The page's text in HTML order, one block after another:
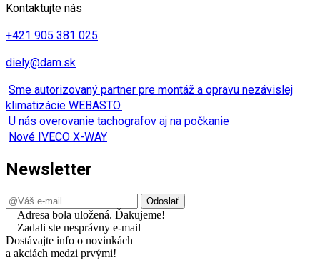
Kontaktujte nás
+421 905 381 025
diely@dam.sk
Sme autorizovaný partner pre montáž a opravu nezávislej
klimatizácie WEBASTO.
U nás overovanie tachografov aj na počkanie
Nové IVECO X-WAY
Newsletter
Adresa bola uložená. Ďakujeme!
Zadali ste nesprávny e-mail
Dostávajte info o novinkách
a akciách medzi prvými!